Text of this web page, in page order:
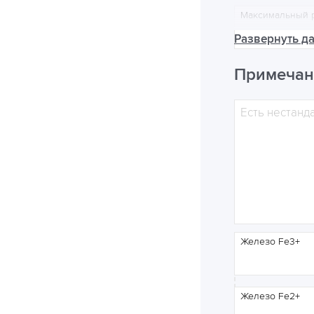
Максимальный
Железо Fe3+
Железо Fe2+
Развернуть